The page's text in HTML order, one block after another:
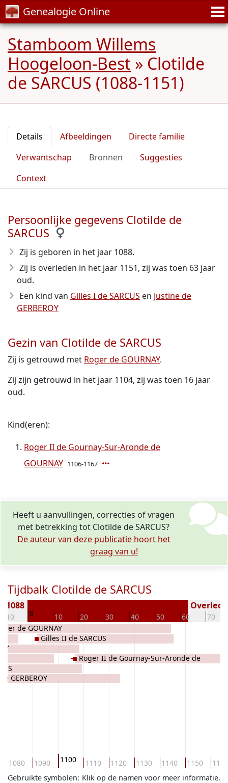
Genealogie Online
Stamboom Willems
Hoogeloon-Best » Clotilde
de SARCUS (1088-1151)
Details Afbeeldingen
Directe familie
Verwantschap
Bronnen
Suggesties
Context
Persoonlijke gegevens Clotilde de
SARCUS
Zij is geboren in het jaar 1088.
Zij is overleden in het jaar 1151, zij was toen 63 jaar
oud.
Een kind van Gilles I de SARCUS en Justine de
GERBEROY
Gezin van Clotilde de SARCUS
Zij is getrouwd met Roger de GOURNAY.
Zij zijn getrouwd in het jaar 1104, zij was toen 16 jaar
oud.
Kind(eren):
Roger II de Gournay-Sur-Aronde de
GOURNAY 1106-1167
Heeft u aanvullingen, correcties of vragen
met betrekking tot Clotilde de SARCUS?
De auteur van deze publicatie hoort het
graag van u!
Tijdbalk Clotilde de SARCUS
-10 0 10 20 30 40 50 60 70
1088
1080 1090 1100 1110 1120 1130 1140 1150 1160
GERBEROY
de GOURNAY
Gilles II de SARCUS
Roger II de Gournay-Sur-Aronde de
Klik op de namen voor meer informatie.
Gebruikte symbolen: